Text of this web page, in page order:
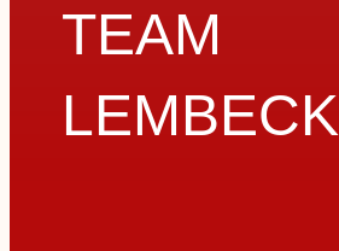
TEAM
LEMBECK